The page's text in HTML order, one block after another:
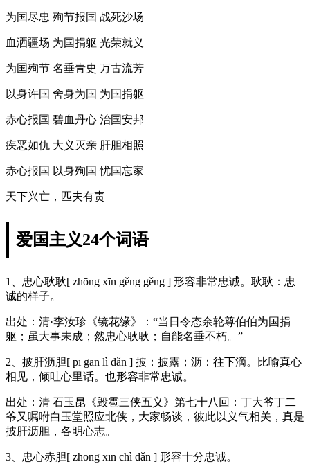
为国尽忠 殉节报国 战死沙场
血洒疆场 为国捐躯 光荣就义
为国殉节 名垂青史 万古流芳
以身许国 舍身为国 为国捐躯
赤心报国 碧血丹心 治国安邦
疾恶如仇 大义灭亲 肝胆相照
赤心报国 以身殉国 忧国忘家
天下兴亡，匹夫有责
爱国主义24个词语
1、忠心耿耿[ zhōng xīn gěng gěng ] 形容非常忠诚。耿耿：忠
诚的样子。
出处：清·李汝珍《镜花缘》：“当日令态余轮尊伯伯为国捐
躯；虽大事未成；然忠心耿耿；自能名垂不朽。”
2、披肝沥胆[ pī gān lì dǎn ] 披：披露；沥：往下滴。比喻真心
相见，倾吐心里话。也形容非常忠诚。
出处：清 石玉昆《毁雹三侠五义》第七十八回：丁大爷丁二
爷又嘱咐白玉堂照应北侠，大家畅谈，彼此以义气相关，真是
披肝沥胆，各明心志。
3、忠心赤胆[ zhōng xīn chì dǎn ] 形容十分忠诚。